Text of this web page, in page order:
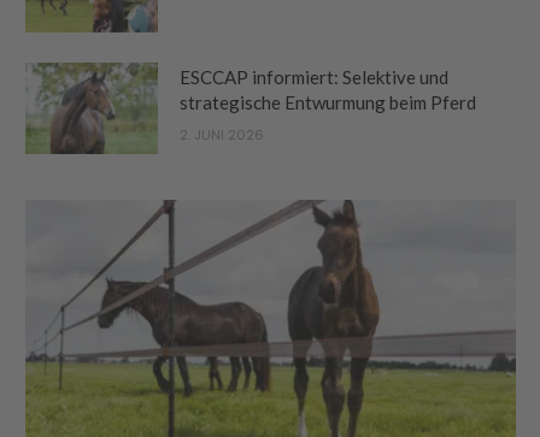
ESCCAP informiert: Selektive und
strategische Entwurmung beim Pferd
2. JUNI 2026